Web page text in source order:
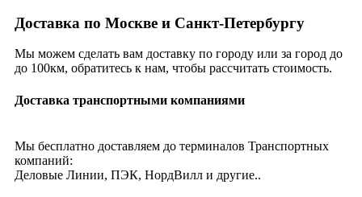
Доставка по Москве и Санкт-Петербургу
Мы можем сделать вам доставку по городу или за город до
до 100км, обратитесь к нам, чтобы рассчитать стоимость.
Доставка транспортными компаниями
Мы бесплатно доставляем до терминалов Транспортных
компаний:
Деловые Линии, ПЭК, НордВилл и другие..